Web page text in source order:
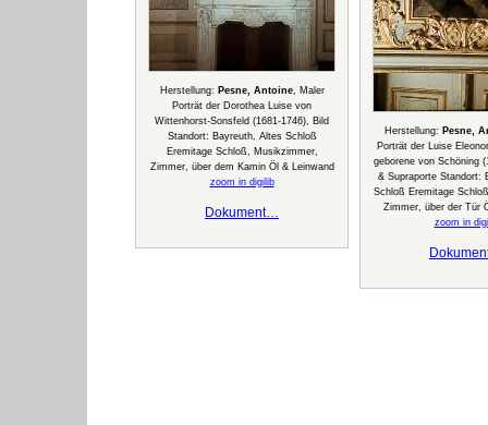
Herstellung: Pesne, Antoine, Maler
Porträt der Dorothea Luise von
Wittenhorst-Sonsfeld (1681-1746), Bild
Standort: Bayreuth, Altes Schloß
Eremitage Schloß, Musikzimmer,
Zimmer, über dem Kamin Öl & Leinwand
zoom in digilib
Dokument…
Herstellung: Pesne,
Porträt der Luise
geborene von Schöning
& Supraporte Standort:
Schloß Eremitage
Zimmer, über der Tür
zoom in